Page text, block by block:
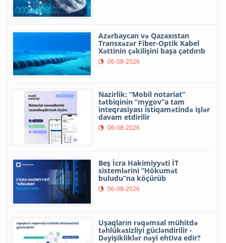
Azərbaycan və Qazaxıstan
Transxəzər Fiber-Optik Kabel
Xəttinin çəkilişini başa çatdırıb
06-08-2026
Nazirlik: “Mobil notariat”
tətbiqinin “mygov”a tam
inteqrasiyası istiqamətində işlər
davam etdirilir
06-08-2026
Beş İcra Hakimiyyəti İT
sistemlərini “Hökumət
buludu”na köçürüb
06-08-2026
Uşaqların rəqəmsal mühitdə
təhlükəsizliyi gücləndirilir -
Dəyişikliklər nəyi ehtiva edir?